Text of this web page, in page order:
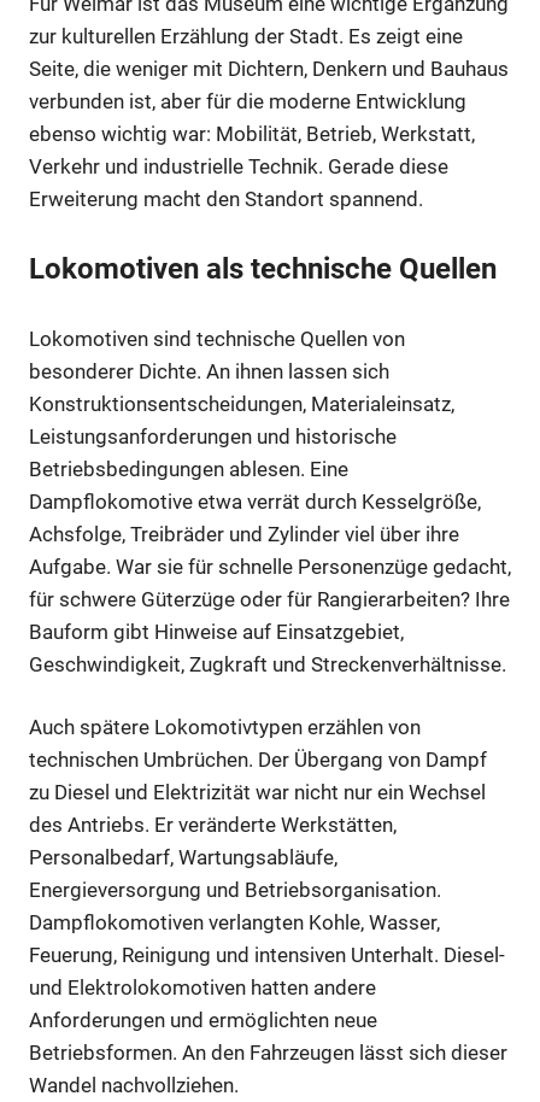
zur kulturellen Erzählung der Stadt. Es zeigt eine
Seite, die weniger mit Dichtern, Denkern und Bauhaus
verbunden ist, aber für die moderne Entwicklung
ebenso wichtig war: Mobilität, Betrieb, Werkstatt,
Verkehr und industrielle Technik. Gerade diese
Erweiterung macht den Standort spannend.
Lokomotiven als technische Quellen
Lokomotiven sind technische Quellen von
besonderer Dichte. An ihnen lassen sich
Konstruktionsentscheidungen, Materialeinsatz,
Leistungsanforderungen und historische
Betriebsbedingungen ablesen. Eine
Dampflokomotive etwa verrät durch Kesselgröße,
Achsfolge, Treibräder und Zylinder viel über ihre
Aufgabe. War sie für schnelle Personenzüge gedacht,
für schwere Güterzüge oder für Rangierarbeiten? Ihre
Bauform gibt Hinweise auf Einsatzgebiet,
Geschwindigkeit, Zugkraft und Streckenverhältnisse.
Auch spätere Lokomotivtypen erzählen von
technischen Umbrüchen. Der Übergang von Dampf
zu Diesel und Elektrizität war nicht nur ein Wechsel
des Antriebs. Er veränderte Werkstätten,
Personalbedarf, Wartungsabläufe,
Energieversorgung und Betriebsorganisation.
Dampflokomotiven verlangten Kohle, Wasser,
Feuerung, Reinigung und intensiven Unterhalt. Diesel-
und Elektrolokomotiven hatten andere
Anforderungen und ermöglichten neue
Betriebsformen. An den Fahrzeugen lässt sich dieser
Wandel nachvollziehen.